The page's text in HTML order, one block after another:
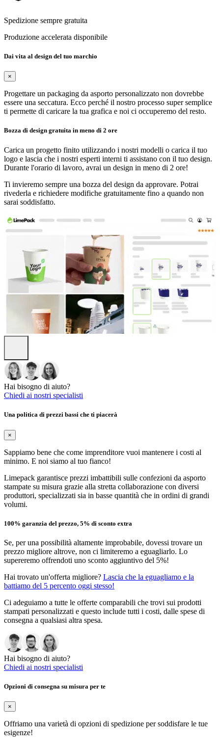
Spedizione sempre gratuita
Produzione accelerata disponibile
Dai vita al design del tuo marchio
×
Progettare un packaging da asporto personalizzato non dovrebbe
essere una seccatura. Ecco perché il nostro processo super semplice
ti permette di caricare la tua grafica e noi ci occuperemo del resto.
Bozza di design gratuita in meno di 2 ore
Carica un progetto finito utilizzando i nostri modelli o carica il tuo
logo e lascia che i nostri esperti interni ti assistano con il tuo design.
Durante l'orario di lavoro, avrai un design in meno di 2 ore!
Ti invieremo sempre una bozza del design da approvare. Potrai
rivederla e richiedere modifiche gratuitamente fino a quando non
sarai soddisfatto.
Hai bisogno di aiuto?
Chiedi ai nostri specialisti
Una politica di prezzi bassi che ti piacerà
×
Sappiamo bene che come imprenditore vuoi mantenere i costi al
minimo. E noi siamo al tuo fianco!
Limepack garantisce prezzi imbattibili sulle confezioni da asporto
stampate su misura grazie alla stretta collaborazione con diversi
produttori, specializzati sia in basse quantità che in ordini di grandi
volumi.
100% garanzia del prezzo, 5% di sconto extra
Se, per una possibilità altamente improbabile, dovessi trovare un
prezzo migliore altrove, non ci limiteremo a eguagliarlo. Lo
supereremo offrendoti uno sconto aggiuntivo del 5%!
Hai trovato un'offerta migliore? Lascia che la eguagliamo e la
battiamo del 5 percento oggi stesso!
Ci adeguiamo a tutte le offerte comparabili che trovi sui prodotti
stampati personalizzati e questo include tutti i costi, dalle spese di
consegna a qualsiasi altra spesa.
Hai bisogno di aiuto?
Chiedi ai nostri specialisti
Opzioni di consegna su misura per te
×
Offriamo una varietà di opzioni di spedizione per soddisfare le tue
esigenze!